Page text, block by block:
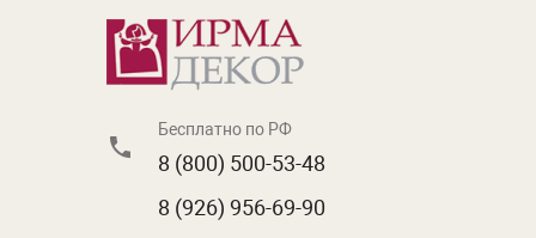
Бесплатно по РФ
8 (800) 500-53-48
8 (926) 956-69-90